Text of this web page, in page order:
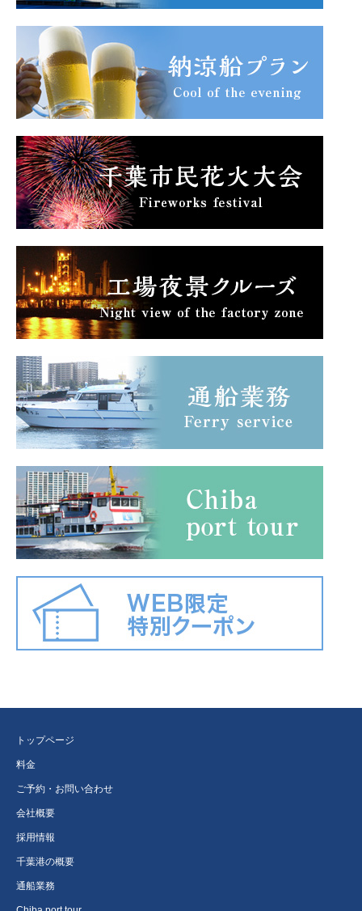
トップページ
料金
ご予約・お問い合わせ
会社概要
採用情報
千葉港の概要
通船業務